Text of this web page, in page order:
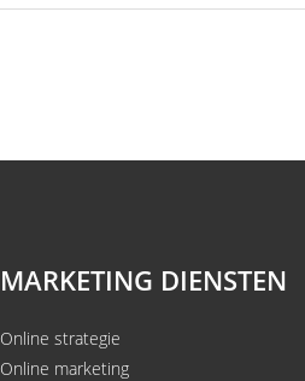
MARKETING DIENSTEN
Online strategie
Online marketing